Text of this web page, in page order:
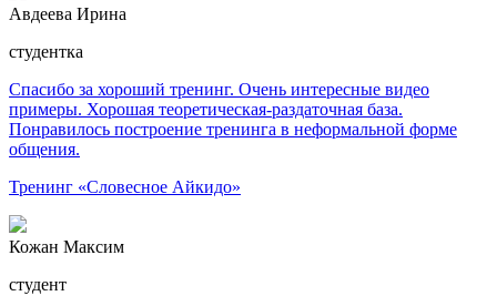
Авдеева Ирина
студентка
Спасибо за хороший тренинг. Очень интересные видео
примеры. Хорошая теоретическая-раздаточная база.
Понравилось построение тренинга в неформальной форме
общения.
Тренинг «Словесное Айкидо»
Кожан Максим
студент